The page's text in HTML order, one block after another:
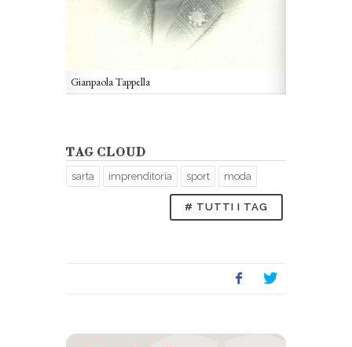
Gianpaola Tappella
TAG CLOUD
sarta imprenditoria sport moda
# TUTTI I TAG